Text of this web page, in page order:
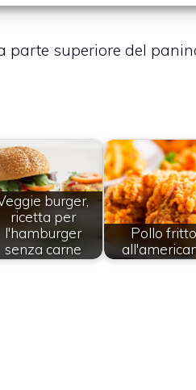
superiore del
burger,
ricetta per
l'hamburger
senza carne
Pollo fritto